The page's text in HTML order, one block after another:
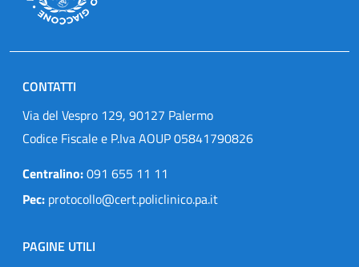
CONTATTI
Via del Vespro 129, 90127 Palermo
Codice Fiscale e P.Iva AOUP 05841790826
Centralino:091 655 11 11
Pec: protocollo@cert.policlinico.pa.it
PAGINE UTILI